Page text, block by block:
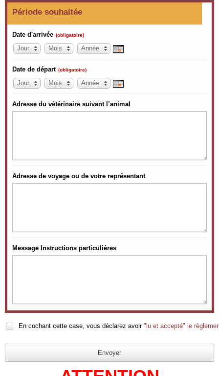
Période souhaitée
Date d'arrivée (obligatoire)
Jour Mois Année
Date de départ (obligatoire)
Jour Mois Année
Adresse du vétérinaire suivant l’animal
Adresse de voyage ou de votre représentant
Message Instructions particulières
En cochant cette case, vous déclarez avoir "lu et accepté" le
Envoyer